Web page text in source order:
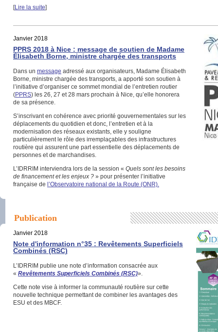
[Lire la suite]
Janvier 2018
PPRS 2018 à Nice : message de soutien de Madame
Élisabeth Borne, ministre chargée des transports
Dans un message adressé aux organisateurs, Madame Élisabeth
Borne, ministre chargée des transports, a apporté son soutien à
l’initiative d’organiser ce sommet mondial de l’entretien routier
(PPRS) les 26, 27 et 28 mars prochain à Nice, qu’elle honorera
de sa présence.
S’inscrivant en cohérence avec priorité gouvernementales sur les
déplacements du quotidien et donc, l’entretien et à la
modernisation des réseaux existants, elle y souligne
particulièrement le rôle des irremplaçables des infrastructures
routière qui assurent une part essentielle des déplacements de
personnes et de marchandises.
L’IDRRIM interviendra lors de la session « Quels sont les besoins
de financement et les enjeux ? » pour présenter l’initiative
française de l’Observatoire national de la Route (ONR).
Publication
Janvier 2018
Note d'information n°35 : Revêtements Superficiels
Combinés (RSC)
L’IDRRIM publie une note d’information consacrée aux
« Revêtements Superficiels Combinés (RSC)».
Cette note vise à informer la communauté routière sur cette
nouvelle technique permettant de combiner les avantages des
ESU et des MBCF.